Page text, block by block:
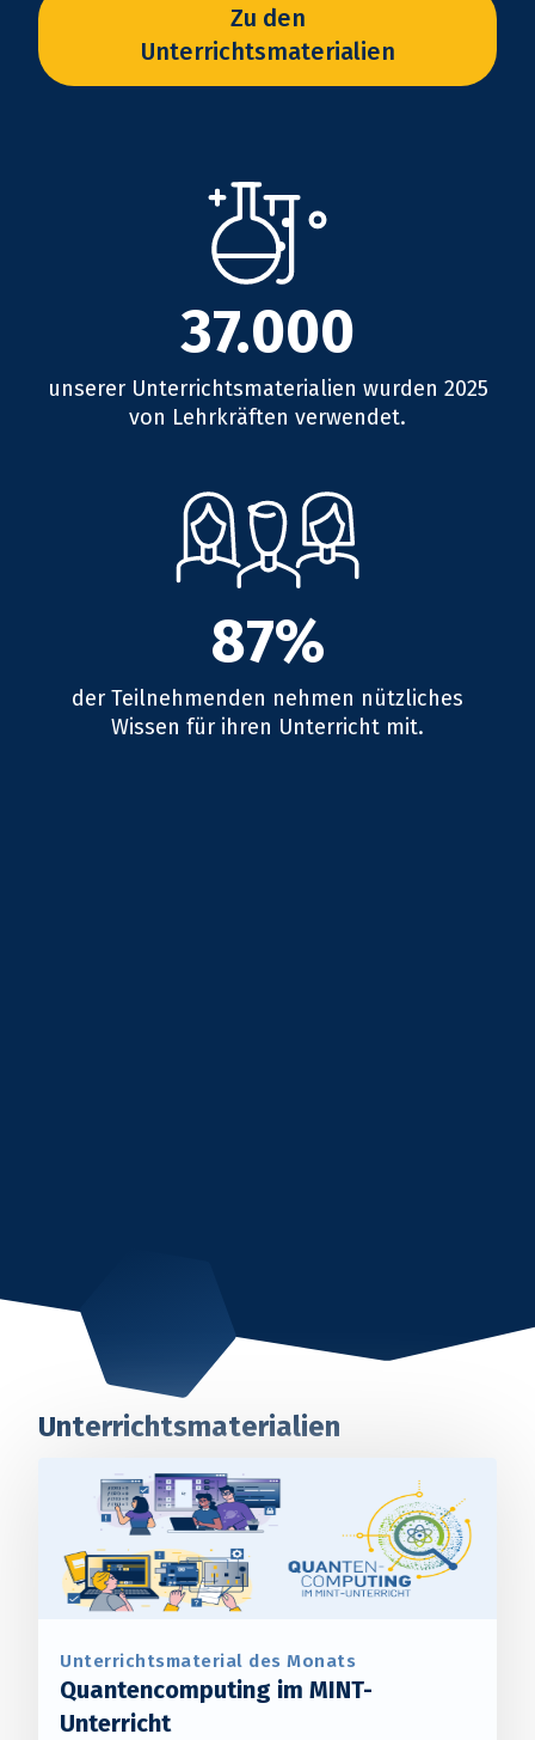
Zu den
Unterrichtsmaterialien
37.000
unserer Unterrichtsmaterialien wurden 2025
von Lehrkräften verwendet.
87%
der Teilnehmenden nehmen nützliches
Wissen für ihren Unterricht mit.
Unterrichtsmaterialien
Unterrichtsmaterial des Monats
Quantencomputing im MINT-
Unterricht